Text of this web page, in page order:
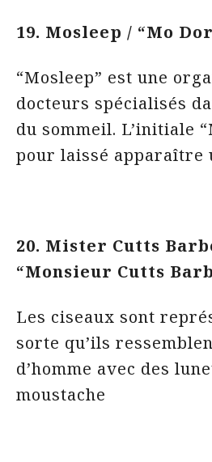
19. Mosleep / “Mo
“Mosleep” est une
docteurs spécialisés
du sommeil. L’initiale
pour laissé apparaître
20. Mister Cutts
“Monsieur Cutts
Les ciseaux sont
sorte qu’ils
d’homme avec des
moustache